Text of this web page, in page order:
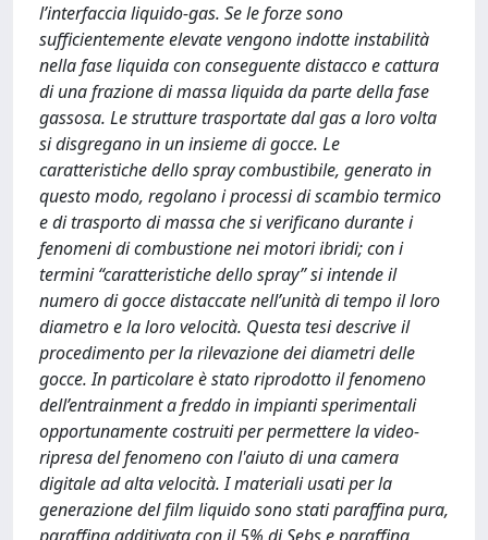
l’interfaccia liquido-gas. Se le forze sono
sufficientemente elevate vengono indotte instabilità
nella fase liquida con conseguente distacco e cattura
di una frazione di massa liquida da parte della fase
gassosa. Le strutture trasportate dal gas a loro volta
si disgregano in un insieme di gocce. Le
caratteristiche dello spray combustibile, generato in
questo modo, regolano i processi di scambio termico
e di trasporto di massa che si verificano durante i
fenomeni di combustione nei motori ibridi; con i
termini “caratteristiche dello spray” si intende il
numero di gocce distaccate nell’unità di tempo il loro
diametro e la loro velocità. Questa tesi descrive il
procedimento per la rilevazione dei diametri delle
gocce. In particolare è stato riprodotto il fenomeno
dell’entrainment a freddo in impianti sperimentali
opportunamente costruiti per permettere la video-
ripresa del fenomeno con l'aiuto di una camera
digitale ad alta velocità. I materiali usati per la
generazione del film liquido sono stati paraffina pura,